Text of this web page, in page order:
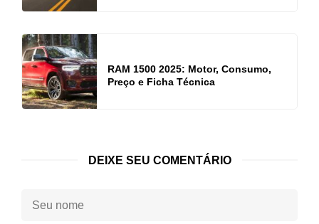
RAM 1500 2025: Motor, Consumo,
Preço e Ficha Técnica
DEIXE SEU COMENTÁRIO
Seu
nome: